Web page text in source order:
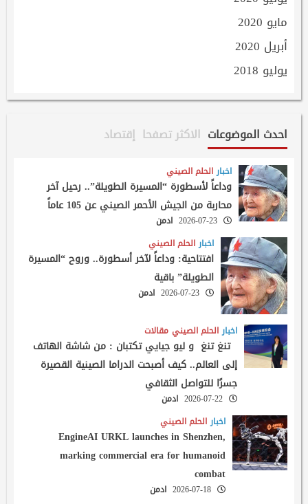
مايو 2020
أبريل 2020
يوليو 2018
احدث الموضوعات الاكثر تصفحا إقتصاد
اخبار الحلم الصيني
وداعاً لأسطورة “المسيرة الطويلة”.. رحيل آخر
محاربة من الجيش الأحمر الصيني عن 105 عاماً
2026-07-23
ادمن
اخبار الحلم الصيني
افتتاحية: وداعاً لآخر أسطورة.. وروح “المسيرة
الطويلة” باقية
2026-07-23 ادمن
اخبار الحلم الصيني مقالات
تنغ تنغ و ليو جيايي تكتبان : من شاشة الهاتف
إلى العالم.. كيف أصبحت الدراما الصينية القصيرة
جسرًا للتواصل الثقافي
ادمن
اخبار الحلم الصيني
EngineAI URKL launches in Shenzhen,
marking commercial era for humanoid
combat
2026-07-18
ادمن